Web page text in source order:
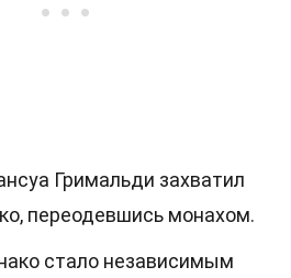
Гримальди захватил
переодевшись монахом.
стало независимым